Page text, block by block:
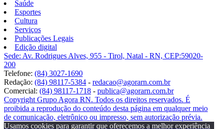
Saúde
Esportes
Cultura
Serviços
Publicações Legais
Edição digital
Sede: Av. Rodrigues Alves, 955 - Tirol, Natal - RN, CEP:59020-
200
Telefone: (84) 3027-1690
Redação: (84) 98117-5384 - redacao@agorarn.com.br
Comercial: (84) 98117-1718 - publica@agorarn.com.br
Copyright Grupo Agora RN. Todos os direitos reservados. É
proibida a reprodução do conteúdo desta página em qualquer meio
de comunicação, eletrônico ou impresso, sem autorização prévia.
Usamos cookies para garantir que oferecemos a melhor experiência